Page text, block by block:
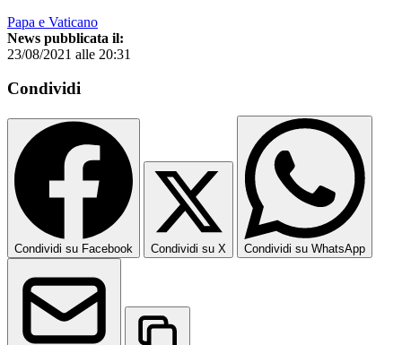
Papa e Vaticano
News pubblicata il:
23/08/2021 alle 20:31
Condividi
Condividi su Facebook Condividi su X Condividi su WhatsApp